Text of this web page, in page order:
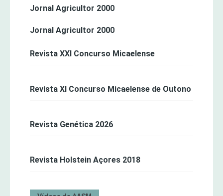
Jornal Agricultor 2000
Jornal Agricultor 2000
Revista XXI Concurso Micaelense
Revista XI Concurso Micaelense de Outono
Revista Genética 2026
Revista Holstein Açores 2018